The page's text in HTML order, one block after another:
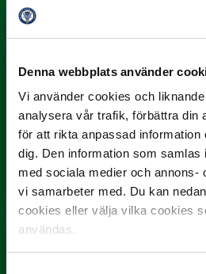
Denna webbplats använder
Vi använder cookies och
analysera vår trafik, förbättra din
för att rikta anpassad information
dig. Den information som samlas
med sociala medier och annons-
vi samarbeter med. Du kan
cookies eller välja vilka cookies
användas.
3 JULI
Rösta på Månadens
Yttrar gör…